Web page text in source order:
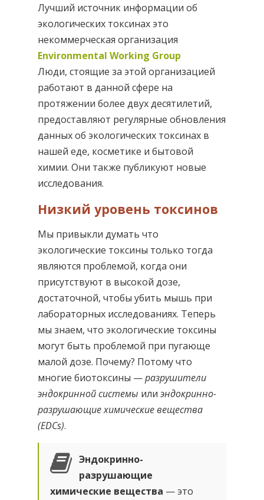
Лучший источник информации об
экологических токсинах это
некоммерческая организация
Environmental Working Group
Люди, стоящие за этой организацией
работают в данной сфере на
протяжении более двух десятилетий,
предоставляют регулярные обновления
данных об экологических токсинах в
нашей еде, косметике и бытовой
химии. Они также публикуют новые
исследования.
Низкий уровень токсинов
Мы привыкли думать что
экологические токсины только тогда
являются проблемой, когда они
присутствуют в высокой дозе,
достаточной, чтобы убить мышь при
лабораторных исследованиях. Теперь
мы знаем, что экологические токсины
могут быть проблемой при пугающе
малой дозе. Почему? Потому что
многие биотоксины —разрушители
эндокринной системы или эндокринно-
разрушающие химические вещества
(EDCs).
Эндокринно-
разрушающие
химические вещества — это